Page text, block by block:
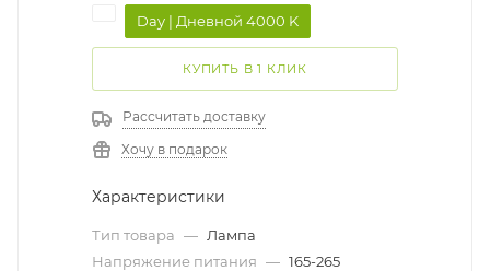
Day | Дневной 4000 K
КУПИТЬ В 1 КЛИК
Рассчитать доставку
Хочу в подарок
Характеристики
Тип товара — Лампа
Напряжение питания — 165-265